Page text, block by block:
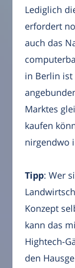
Lediglich
erfordert
auch das
in Berlin ist
Marktes
kaufen
nirgendwo
Tipp: Wer
Konzept
kann das
Hightech-
den